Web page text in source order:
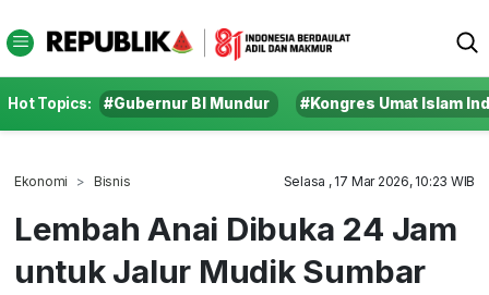
Hot Topics: #Gubernur BI Mundur #Kongres Umat Islam
Ekonomi Bisnis Selasa , 17 Mar 2026, 10:23 WIB
Lembah Anai Dibuka 24 Jam
untuk Jalur Mudik Sumbar